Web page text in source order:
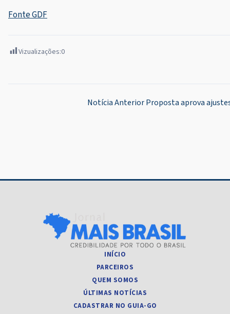
Fonte GDF
Vizualizações:0
Notícia AnteriorProposta aprova
INÍCIO
PARCEIROS
QUEM SOMOS
ÚLTIMAS NOTÍCIAS
CADASTRAR NO GUIA-GO